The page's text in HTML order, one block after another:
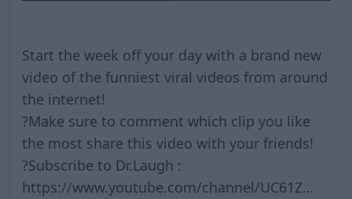
Start the week off your day with a brand new
video of the funniest viral videos from around
the internet!
?Make sure to comment which clip you like
the most share this video with your friends!
?Subscribe to Dr.Laugh :
https://www.youtube.com/channel/UC61Z…